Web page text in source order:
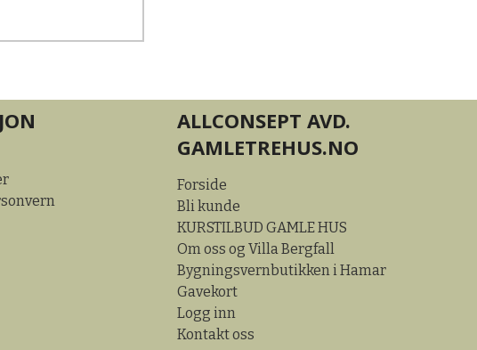
ALLCONSEPT AVD.
GAMLETREHUS.NO
Forside
Bli kunde
KURSTILBUD GAMLE HUS
Om oss og Villa Bergfall
Bygningsvernbutikken i Hamar
Gavekort
Logg inn
Kontakt oss